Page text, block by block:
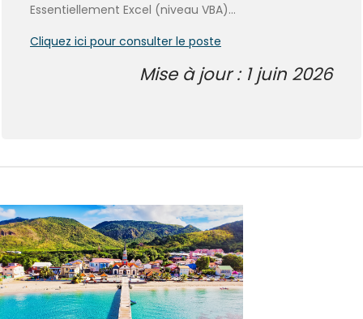
Essentiellement Excel (niveau VBA)…
Cliquez ici pour consulter le poste
Mise à jour : 1 juin 2026